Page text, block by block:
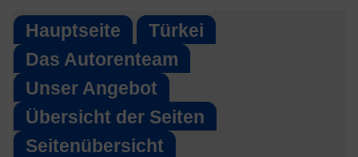
Skip
content
Hauptseite
Türkei
Das Autorenteam
Unser Angebot
Übersicht der Seiten
Seitenübersicht